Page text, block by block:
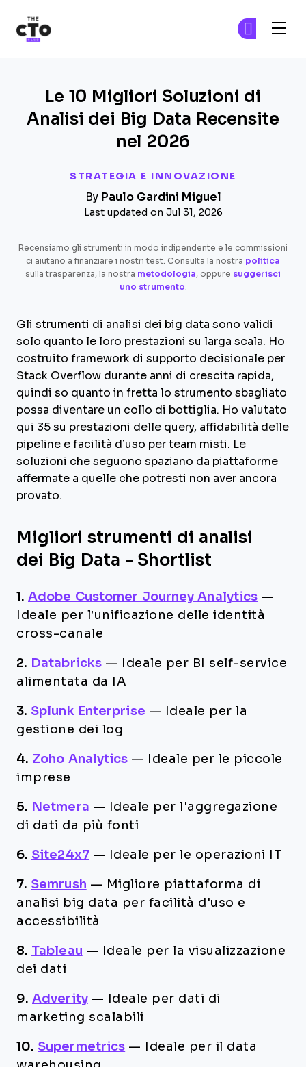
STRATEGIA E INNOVAZIONE
Le 10 Migliori Soluzioni di
Analisi dei Big Data Recensite
nel 2026
By Paulo Gardini Miguel
Last updated on Jul 31, 2026
Recensiamo gli strumenti in modo indipendente e le commissioni
ci aiutano a finanziare i nostri test. Consulta la nostra politica
sulla trasparenza, la nostra metodologia, oppure suggerisci
uno strumento.
Gli strumenti di analisi dei big data sono validi
solo quanto le loro prestazioni su larga scala. Ho
costruito framework di supporto decisionale per
Stack Overflow durante anni di crescita rapida,
quindi so quanto in fretta lo strumento sbagliato
possa diventare un collo di bottiglia. Ho valutato
qui 35 su prestazioni delle query, affidabilità delle
pipeline e facilità d’uso per team misti. Le
soluzioni che seguono spaziano da piattaforme
affermate a quelle che potresti non aver ancora
provato.
Migliori strumenti di analisi
dei Big Data - Shortlist
1. Adobe Customer Journey Analytics —
Ideale per l’unificazione delle identità
cross-canale
2. Databricks —
Ideale per BI self-service
alimentata da IA
3. Splunk Enterprise —
Ideale per la
gestione dei log
4. Zoho Analytics —
Ideale per le piccole
imprese
5. Netmera —
Ideale per l'aggregazione
di dati da più fonti
6. Site24x7 — Ideale per le operazioni IT
7. Semrush — Migliore piattaforma di
analisi big data per facilità d'uso e
accessibilità
8. Tableau —
Ideale per la visualizzazione
dei dati
9. Adverity —
Ideale per dati di
marketing scalabili
10. Supermetrics —
Ideale per il data